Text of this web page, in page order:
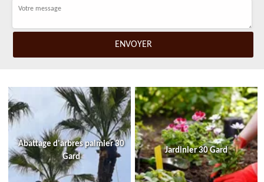
Abattage d'arbres palmier 30
Gard
Jardinier 30 Gard